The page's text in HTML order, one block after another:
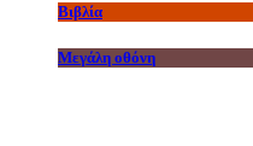
Βιβλία
Μεγάλη οθόνη